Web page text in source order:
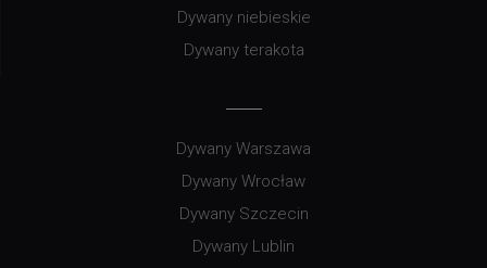
Dywany niebieskie
Dywany terakota
Dywany Warszawa
Dywany Wrocław
Dywany Szczecin
Dywany Lublin